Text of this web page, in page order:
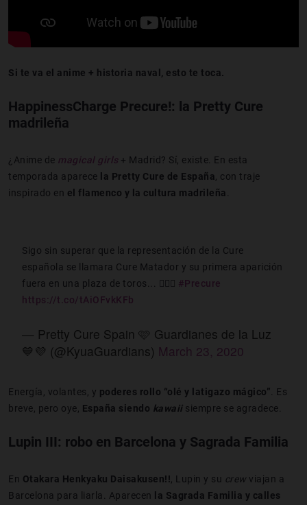
Si te va el anime + historia naval, esto te toca.
HappinessCharge Precure!: la Pretty Cure
madrileña
¿Anime de magical girls + Madrid? Sí, existe. En esta
temporada aparece
la Pretty Cure de España , con traje
inspirado en el flamenco y la cultura madrileña
Sigo sin superar que la representación de la Cure
española se llamara Cure Matador y su primera aparición
fuera en una plaza de toros... 🤦🏻‍♂️ #Precure
https://t.co/tAiOFvkKFb
— Pretty Cure Spain 🩷 Guardianes de la Luz
💙💜 (@KyuaGuardians) March 23, 2020
Energía, volantes, y poderes rollo “olé y latigazo mágico” . Es
breve, pero oye, España siendo kawaii siempre se agradece.
Lupin III: robo en Barcelona y Sagrada Familia
En Otakara Henkyaku Daisakusen!! , Lupin y su crew viajan a
Barcelona para liarla. Aparecen
la Sagrada Familia y calles